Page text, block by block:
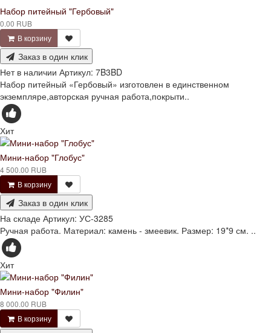
Набор питейный "Гербовый"
0.00 RUB
В корзину
Заказ в один клик
Нет в наличии Артикул: 7B3BD
Набор питейный «Гербовый» изготовлен в единственном
экземпляре,авторская ручная работа,покрыти..
Хит
Мини-набор "Глобус"
4 500.00 RUB
В корзину
Заказ в один клик
На складе Артикул: УС-3285
Ручная работа. Материал: камень - змеевик. Размер: 19*9 см. ..
Хит
Мини-набор "Филин"
8 000.00 RUB
В корзину